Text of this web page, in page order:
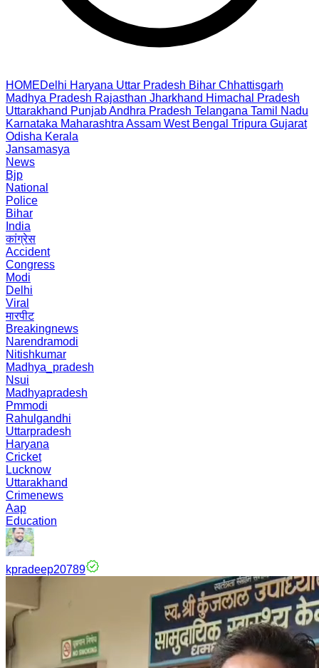
HOMEDelhi Haryana Uttar Pradesh Bihar Chhattisgarh
Madhya Pradesh Rajasthan Jharkhand Himachal Pradesh
Uttarakhand PunjabAndhra Pradesh Telangana Tamil Nadu
Karnataka Maharashtra Assam West Bengal Tripura Gujarat
Odisha Kerala
Jansamasya
News
Bjp
National
Police
Bihar
India
कांग्रेस
Accident
Congress
Modi
Delhi
Viral
मारपीट
Breakingnews
Narendramodi
Nitishkumar
Madhya_pradesh
Nsui
Madhyapradesh
Pmmodi
Rahulgandhi
Uttarpradesh
Haryana
Cricket
Lucknow
Uttarakhand
Crimenews
Aap
Education
kpradeep20789